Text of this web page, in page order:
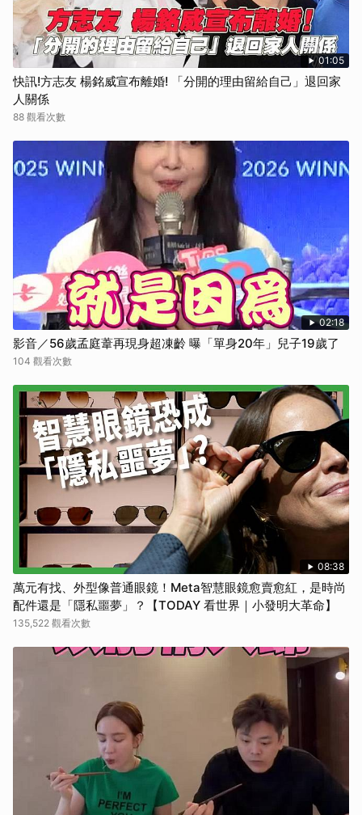
01:05
快訊!方志友 楊銘威宣布離婚! 「分開的理由留給自己」退回家
人關係
88 觀看次數
02:18
影音／56歲孟庭葦再現身超凍齡 曝「單身20年」兒子19歲了
104 觀看次數
08:38
萬元有找、外型像普通眼鏡！Meta智慧眼鏡愈賣愈紅，是時尚
配件還是「隱私噩夢」？【TODAY 看世界｜小發明大革命】
135,522 觀看次數